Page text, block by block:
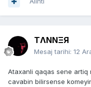
TΛNNΞЯ
Mesaj tarihi: 12
Ataxanli qaqas sene
cavabin bilirsense